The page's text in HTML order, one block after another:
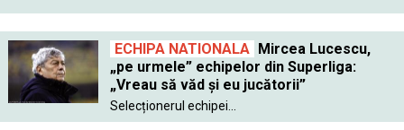
ECHIPA NATIONALA Mircea Lucescu,
„pe urmele” echipelor din Superliga:
„Vreau să văd și eu jucătorii”
Selecționerul echipei...